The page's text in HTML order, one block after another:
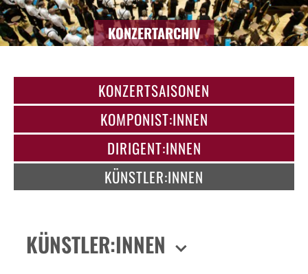
KONZERTARCHIV
KONZERTSAISONEN
KOMPONIST:INNEN
DIRIGENT:INNEN
KÜNSTLER:INNEN
KÜNSTLER:INNEN